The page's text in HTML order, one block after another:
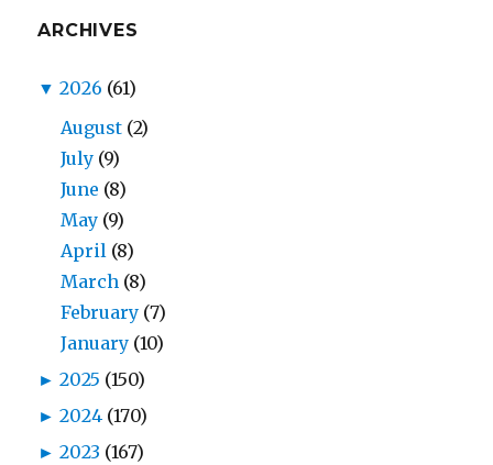
ARCHIVES
▼ 2026 (61)
August (2)
July (9)
June (8)
May (9)
April (8)
March (8)
February (7)
January (10)
► 2025 (150)
► 2024 (170)
► 2023 (167)